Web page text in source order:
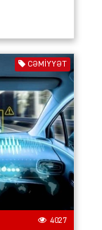
CƏMIYYƏT
4027